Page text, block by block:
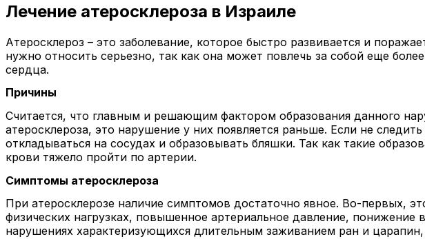
Лечение атеросклероза в Израиле
Атеросклероз – это заболевание, которое быстро развивается и
нужно относить серьезно, так как она может повлечь за собой еще
сердца.
Причины
Считается, что главным и решающим фактором образования данного
атеросклероза, это нарушение у них появляется раньше. Если не
откладываться на сосудах и образовывать бляшки. Так как такие
крови тяжело пройти по артерии.
Симптомы атеросклероза
При атеросклерозе наличие симптомов достаточно явное. Во-первых,
физических нагрузках, повышенное артериальное давление,
нарушениях характеризующихся длительным заживанием ран и